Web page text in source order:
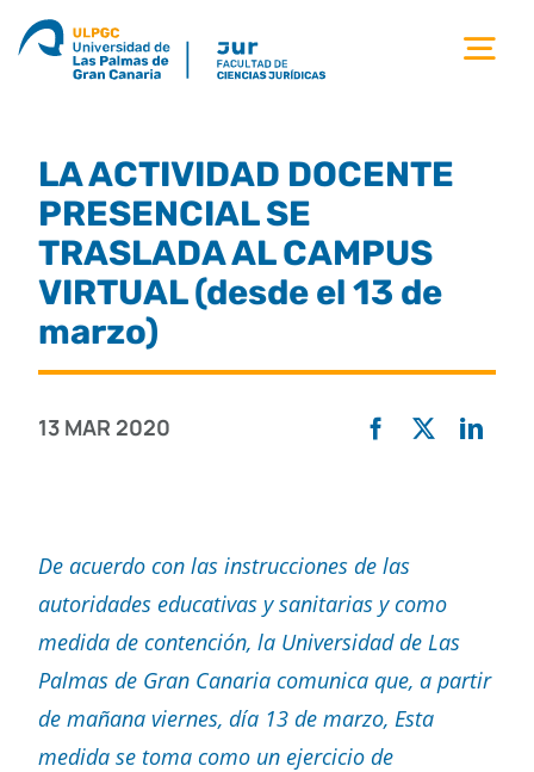
Saltar
titulaciones
estudiantes
LA ACTIVIDAD DOCENTE
PRESENCIAL SE
TRASLADA AL CAMPUS
VIRTUAL (desde el 13 de
marzo)
13 MAR 2020
De acuerdo con las instrucciones de las
autoridades educativas y sanitarias y como
medida de contención, la Universidad de Las
Palmas de Gran Canaria comunica que, a partir
de mañana viernes, día 13 de marzo, Esta
medida se toma como un ejercicio de